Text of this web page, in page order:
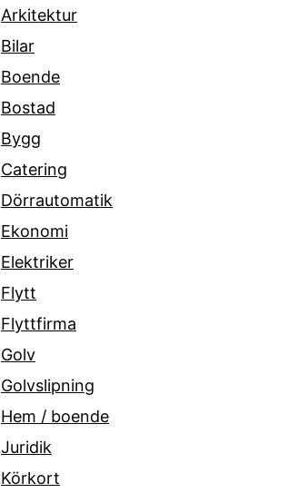
Arkitektur
Bilar
Boende
Bostad
Bygg
Catering
Dörrautomatik
Ekonomi
Elektriker
Flytt
Flyttfirma
Golv
Golvslipning
Hem / boende
Juridik
Körkort